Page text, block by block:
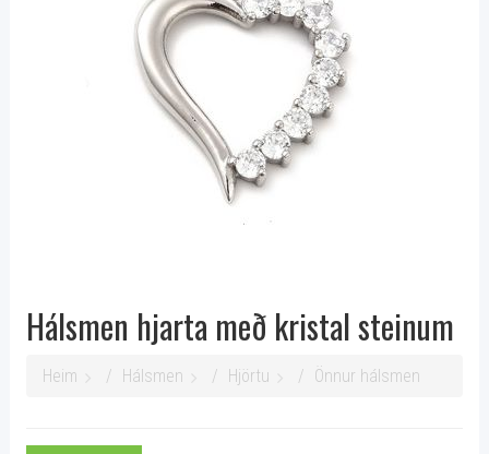
Hálsmen hjarta með kristal steinum
Heim Hálsmen Hjörtu Önnur hálsmen